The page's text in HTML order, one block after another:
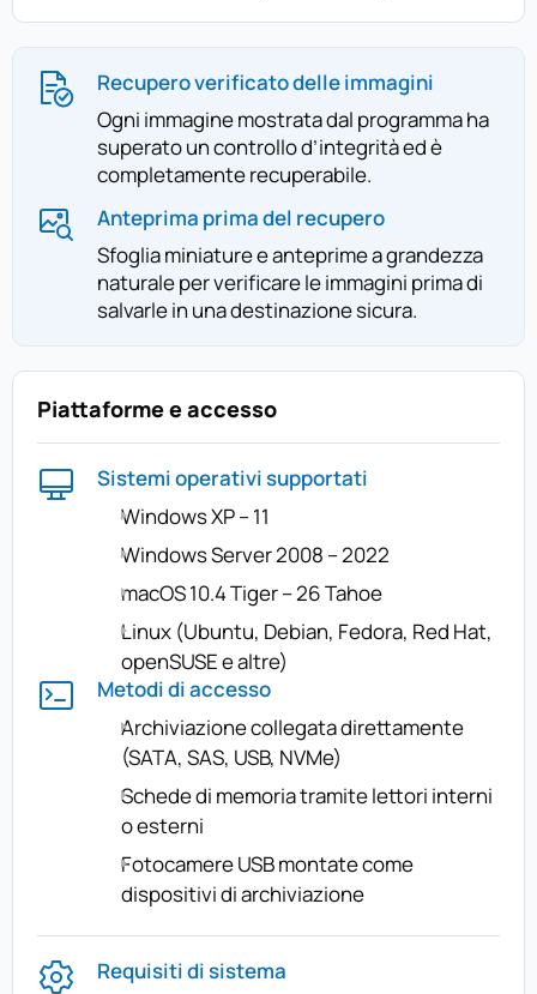
Recupero verificato delle immagini
Ogni immagine mostrata dal programma ha
superato un controllo d’integrità ed è
completamente recuperabile.
Anteprima prima del recupero
Sfoglia miniature e anteprime a grandezza
naturale per verificare le immagini prima di
salvarle in una destinazione sicura.
Piattaforme e accesso
Sistemi operativi supportati
Windows XP – 11
Windows Server 2008 – 2022
macOS 10.4 Tiger – 26 Tahoe
Linux (Ubuntu, Debian, Fedora, Red Hat,
openSUSE e altre)
Metodi di accesso
Archiviazione collegata direttamente
(SATA, SAS, USB, NVMe)
Schede di memoria tramite lettori interni
o esterni
Fotocamere USB montate come
dispositivi di archiviazione
Requisiti di sistema